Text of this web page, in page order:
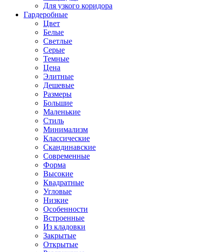
Для узкого коридора
Гардеробные
Цвет
Белые
Светлые
Серые
Темные
Цена
Элитные
Дешевые
Размеры
Большие
Маленькие
Стиль
Минимализм
Классические
Скандинавские
Современные
Форма
Высокие
Квадратные
Угловые
Низкие
Особенности
Встроенные
Из кладовки
Закрытые
Открытые